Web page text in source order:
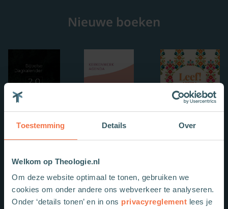
Toestemming Details Over
Welkom op Theologie.nl
Om deze website optimaal te tonen, gebruiken we
cookies om onder andere ons webverkeer te analyseren.
Onder ‘details tonen’ en in ons privacyreglement lees je
Nieuwe boeken